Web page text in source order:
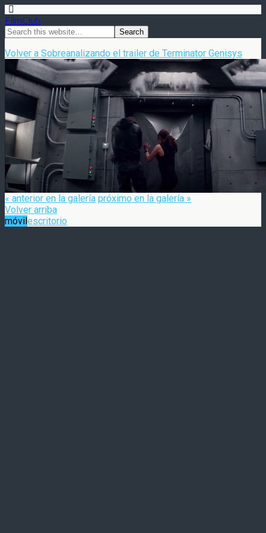
FilmClub
Volver a Sobreanalizando el trailer de Terminator Genisys
« anterior en la galería próximo en la galería »
Volver arriba
móvilescritorio